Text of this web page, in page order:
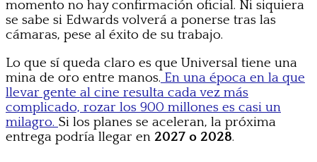
momento no hay confirmación oficial. Ni siquiera
se sabe si Edwards volverá a ponerse tras las
cámaras, pese al éxito de su trabajo.
Lo que sí queda claro es que Universal tiene una
mina de oro entre manos. En una época en la que
llevar gente al cine resulta cada vez más
complicado, rozar los 900 millones es casi un
milagro. Si los planes se aceleran, la próxima
entrega podría llegar en 2027 o 2028.